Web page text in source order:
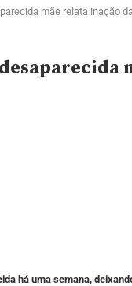
mãe relata inação
há uma semana,